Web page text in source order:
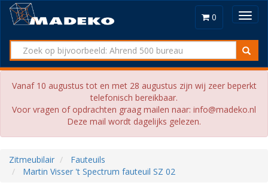
0
Vanaf 10 augustus tot en met 28 augustus zijn wij zeer beperkt
telefonisch bereikbaar.
Voor vragen of opdrachten graag mailen naar: info@madeko.nl
Deze mail wordt dagelijks gelezen.
Zitmeubilair
Fauteuils
Martin Visser 't Spectrum fauteuil SZ 02